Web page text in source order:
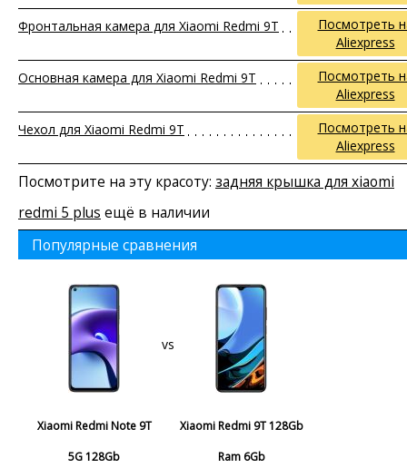
Фронтальная камера для Xiaomi Redmi 9T
Посмотреть
Aliexpress
Основная камера для Xiaomi Redmi 9T
Посмотреть
Aliexpress
Чехол для Xiaomi Redmi 9T
Посмотреть
Aliexpress
Посмотрите на эту красоту: задняя крышка для xiaomi
redmi 5 plus ещё в наличии
Популярные сравнения
Xiaomi Redmi Note 9T
5G 128Gb
vs
Xiaomi Redmi 9T 128Gb
Ram 6Gb